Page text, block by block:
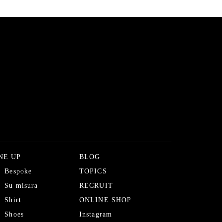
UP
Bespoke
Su misura
Shirt
Shoes
BLOG
TOPICS
RECRUIT
ONLINE SHOP
Instagram